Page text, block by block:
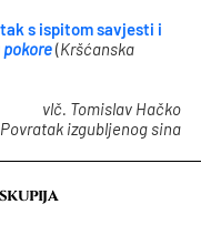
s ispitom savjesti i
pokore(Kršćanska
vlč. Tomislav Hačko
izgubljenog sina